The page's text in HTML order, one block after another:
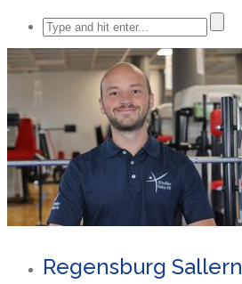
Regensburg Sallern